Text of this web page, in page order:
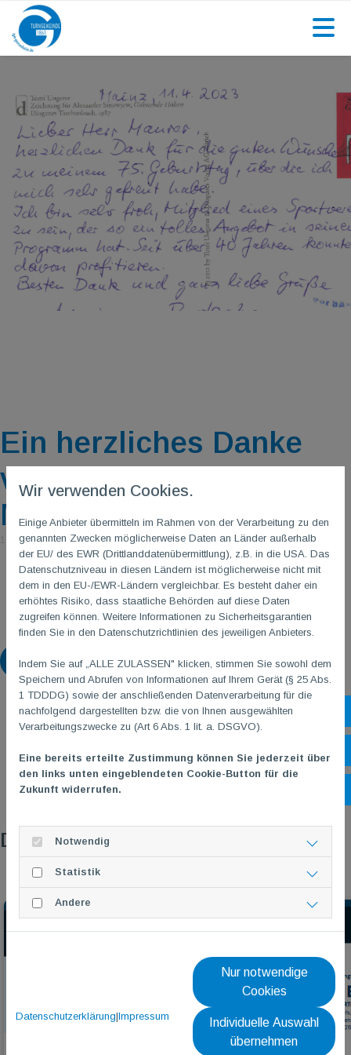
Zurück
Ein herzliches Danke
von einem TGM-
Mitglied
14. Juni 2023
Das könnte dich auch interessieren
Wir verwenden Cookies.
Einige Anbieter übermitteln im Rahmen von der Verarbeitung zu den
genannten Zwecken möglicherweise Daten an Länder außerhalb
der EU/ des EWR (Drittlanddatenübermittlung), z.B. in die USA. Das
Datenschutzniveau in diesen Ländern ist möglicherweise nicht mit
dem in den EU-/EWR-Ländern vergleichbar. Es besteht daher ein
erhöhtes Risiko, dass staatliche Behörden auf diese Daten
zugreifen können. Weitere Informationen zu Sicherheitsgarantien
finden Sie in den Datenschutzrichtlinien des jeweiligen Anbieters.
Indem Sie auf „ALLE ZULASSEN" klicken, stimmen Sie sowohl dem
Speichern und Abrufen von Informationen auf Ihrem Gerät (§ 25 Abs.
1 TDDDG) sowie der anschließenden Datenverarbeitung für die
nachfolgend dargestellten bzw. die von Ihnen ausgewählten
Verarbeitungszwecke zu (Art 6 Abs. 1 lit. a. DSGVO).
Eine bereits erteilte Zustimmung können Sie jederzeit über
den links unten eingeblendeten Cookie-Button für die
Zukunft widerrufen.
Notwendig
Statistik
Andere
Datenschutzerklärung|Impressum
Nur notwendige
Cookies
Individuelle Auswahl
übernehmen